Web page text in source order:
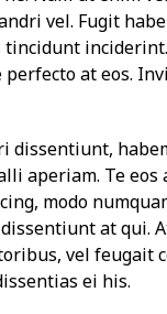
vel. Fugit
perfecto at eos.
dissentiunt,
aperiam. Te
modo
at qui.
vel feugait
ei his.